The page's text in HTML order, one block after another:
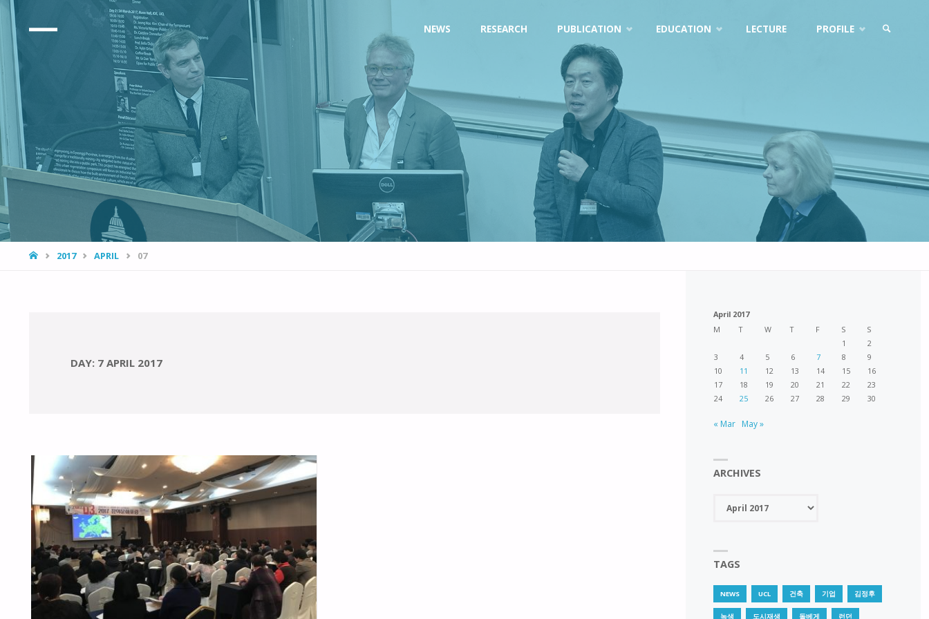
content
NEWS RESEARCH PUBLICATION EDUCATION LECTURE PROFILE
HOME2017 APRIL 07
DAY: 7 APRIL 2017
April 2017
M
T W T F S
S
1
2
3
4 5 6 7 8
9
10
11 12 13 14 15
16
17
18 19 20 21 22
23
24
25 26 27 28 29 30
« Mar May »
ARCHIVES
TAGS
NEWS UCL 건축 기업 김정후
녹색 도시재생 돌베게 런던